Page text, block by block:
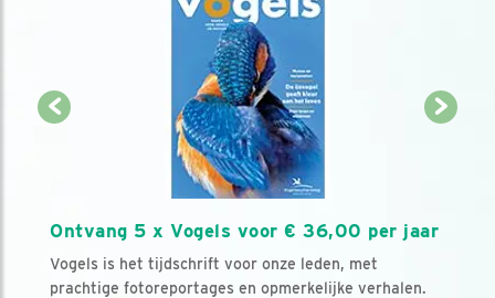
Ontvang 5 x Vogels voor € 36,00 per jaar
Vogels is het tijdschrift voor onze leden, met
prachtige fotoreportages en opmerkelijke verhalen.